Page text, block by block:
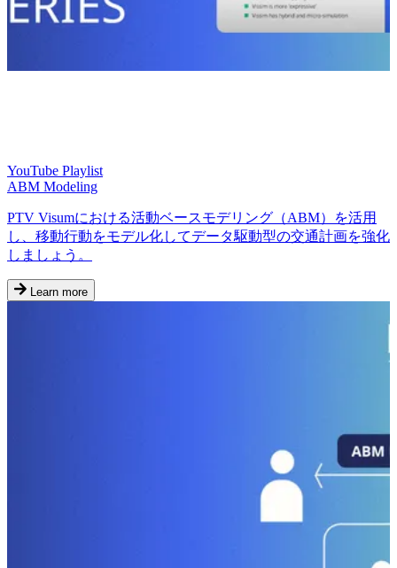
YouTube Playlist
ABM Modeling
PTV Visumにおける活動ベースモデリング（ABM）を活用
し、移動行動をモデル化してデータ駆動型の交通計画を強化
しましょう。
Learn more